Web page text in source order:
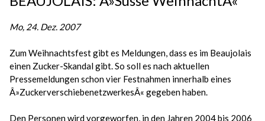
Mo, 24. Dez. 2007
Zum Weihnachtsfest gibt es Meldungen, dass es im Beaujolais
einen Zucker-Skandal gibt. So soll es nach aktuellen
Pressemeldungen schon vier Festnahmen innerhalb eines
Â»ZuckerverschiebenetzwerkesÂ« gegeben haben.
Den Personen wird vorgeworfen, in den Jahren 2004 bis 2006